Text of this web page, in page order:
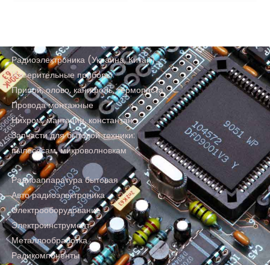
Радиоэлектроника (Украина, Китай)
Измерительные приборы
Припой, олово, канифоль, термопаста
Провода монтажные
Нихром, манганин, константан
Запчасти для бытовой техники:
пылесосам, микроволновкам
Радиоаппаратура бытовая
Авто радиоэлектроника
Электрооборудование
Электроинструмент
Металлообработка
Радикомпоненты